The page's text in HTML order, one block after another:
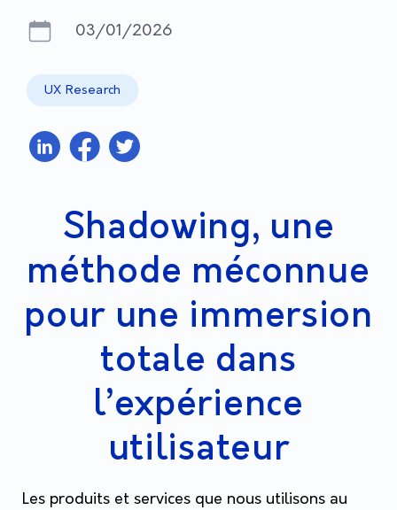
03/01/2026
UX Research
Shadowing, une
méthode méconnue
pour une immersion
totale dans
l’expérience
utilisateur
Les produits et services que nous utilisons au